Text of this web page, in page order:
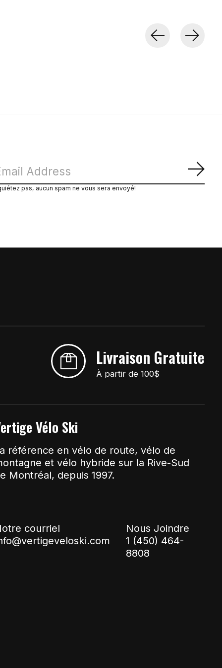
pas, aucun spam ne vous sera envoyé!
Livraison Gratuite
À partir de 100$
Vélo Ski
référence en vélo de route, vélo de
et vélo hybride sur la Rive-Sud
Montréal, depuis 1997.
courriel
Nous Joindre
1 (450) 464-
8808